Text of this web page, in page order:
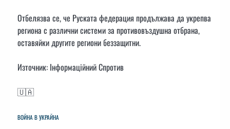
Отбелязва се, че Руската федерация продължава да укрепва
региона с различни системи за противовъздушна отбрана,
оставяйки другите региони беззащитни.
Източник: Інформаційний Спротив
🇺🇦
ВОЙНА В УКРАЙНА